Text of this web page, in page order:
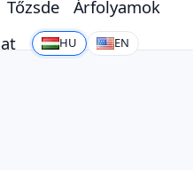
Tőzsde
Árfolyamok
HU EN